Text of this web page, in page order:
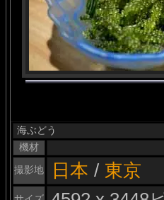
海ぶどう
機材
撮影地
日本 / 東京